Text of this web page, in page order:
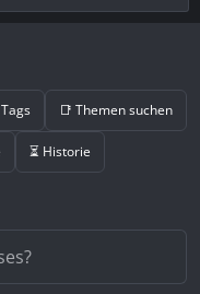
📑 Themen suchen
⏳ Historie